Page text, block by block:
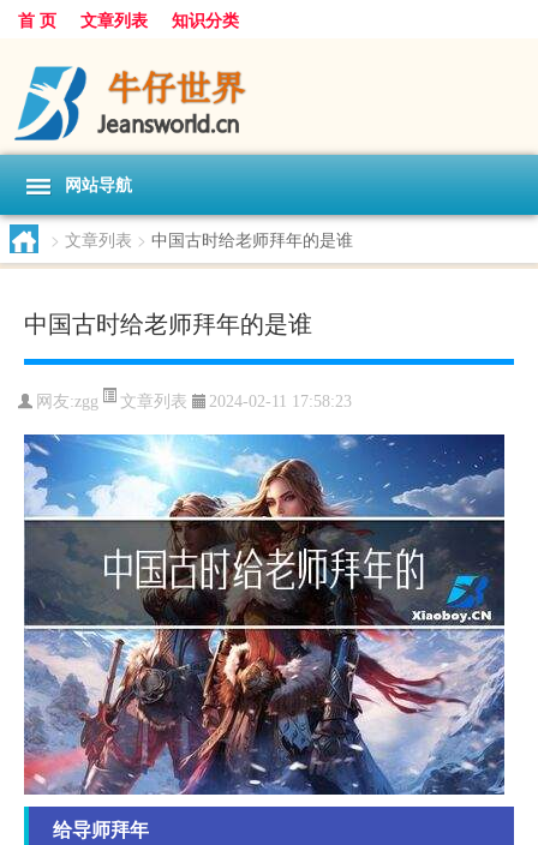
首 页 文章列表 知识分类
网站导航
> 文章列表 > 中国古时给老师拜年的是谁
中国古时给老师拜年的是谁
网友:zgg 文章列表 2024-02-11 17:58:23
给导师拜年